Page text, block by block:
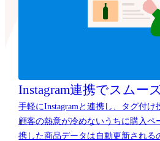
Instagram連携でスムー
手軽にInstagramと連携し、タグ付
顧客の熱意が冷めないうちに購入ペ
携した商品データは自動更新される